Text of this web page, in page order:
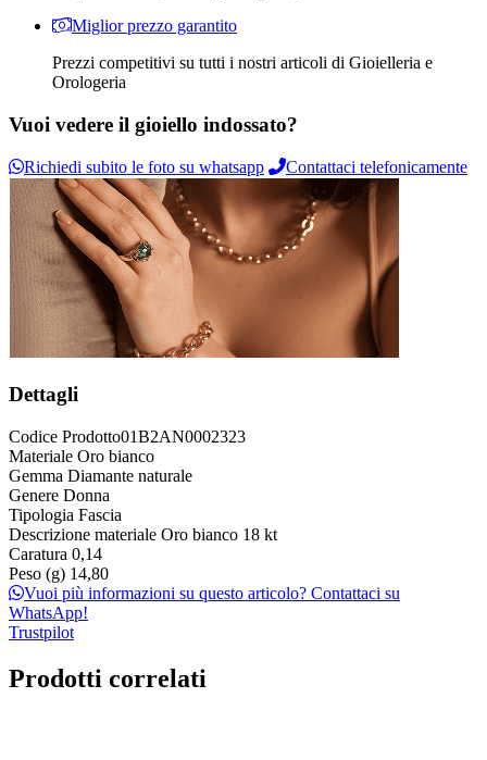
Miglior prezzo garantito
Prezzi competitivi su tutti i nostri articoli di Gioielleria e
Orologeria
Vuoi vedere il gioiello indossato?
Richiedi subito le foto su whatsapp Contattaci telefonicamente
Dettagli
Codice Prodotto01B2AN0002323
Materiale Oro bianco
Gemma Diamante naturale
Genere Donna
Tipologia Fascia
Descrizione materiale Oro bianco 18 kt
Caratura 0,14
Peso (g) 14,80
Vuoi più informazioni su questo articolo? Contattaci su
WhatsApp!
Trustpilot
Prodotti correlati